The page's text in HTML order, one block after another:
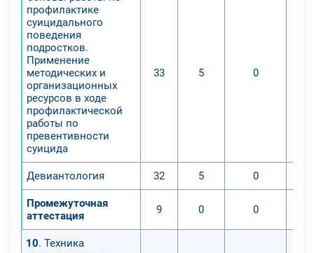
профилактике
суицидального
поведения
подростков.
Применение
методических и
организационных
ресурсов в ходе
профилактической
работы по
превентивности
суицида
33 5 0
Девиантология 32 5 0
Промежуточная
аттестация
9 0 0
10. Техника